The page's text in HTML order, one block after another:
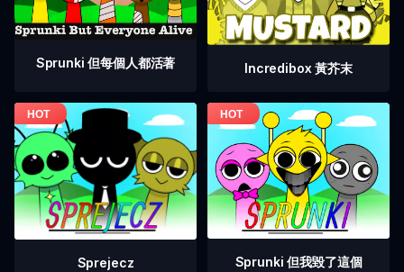
Sprunki 但每個人都活著 Incredibox 黃芥末
Sprejecz Sprunki 但我毀了這個